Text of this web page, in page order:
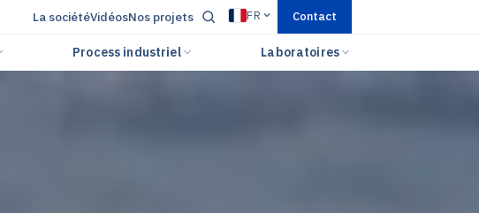
La sociétéVidéosNos projets FR Contact
Process industriel Laboratoires